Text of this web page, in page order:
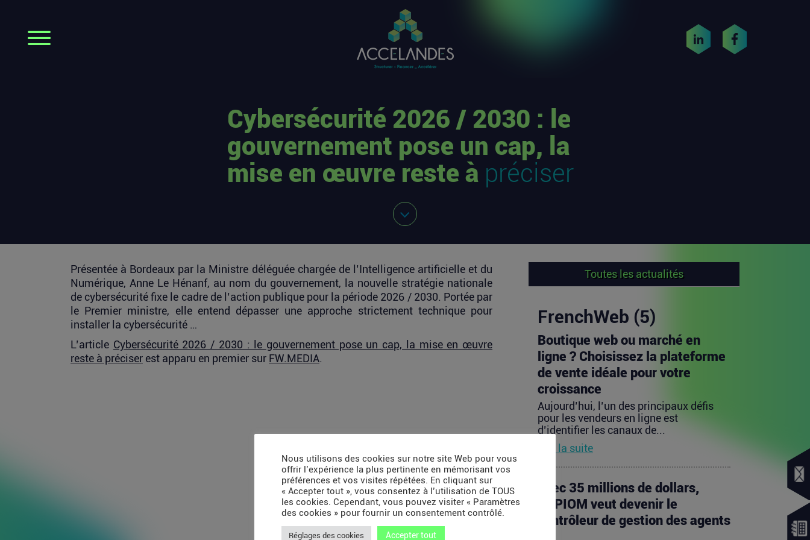
Cybersécurité 2026 / 2030 : le
gouvernement pose un cap, la
mise en œuvre reste à préciser
Présentée à Bordeaux par la Ministre déléguée chargée de l’Intelligence artificielle et du
Numérique, Anne Le Hénanf, au nom du gouvernement, la nouvelle stratégie nationale
de cybersécurité fixe le cadre de l’action publique pour la période 2026 / 2030. Portée par
le Premier ministre, elle entend dépasser une approche strictement technique pour
installer la cybersécurité …
L’article Cybersécurité 2026 / 2030 : le gouvernement pose un cap, la mise en œuvre
reste à préciser est apparu en premier sur FW.MEDIA.
Toutes les actualités
FrenchWeb (5)
Boutique web ou marché en
ligne ? Choisissez la plateforme
de vente idéale pour votre
croissance
Aujourd’hui, l’un des principaux défis
pour les vendeurs en ligne est
d’identifier les canaux de...
Lire la suite
Avec 35 millions de dollars,
SAPIOM veut devenir le
contrôleur de gestion des agents
Nous utilisons des cookies sur notre site Web pour vous
offrir l’expérience la plus pertinente en mémorisant vos
préférences et vos visites répétées. En cliquant sur
« Accepter tout », vous consentez à l’utilisation de TOUS
les cookies. Cependant, vous pouvez visiter « Paramètres
des cookies » pour fournir un consentement contrôlé.
Réglages des cookies Accepter tout